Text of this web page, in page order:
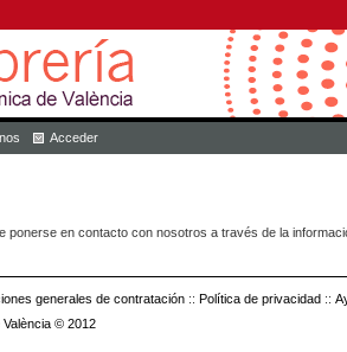
Acceder
ponerse en contacto con nosotros a través de la
generales de contratación :: Política de privacidad ::
© 2012